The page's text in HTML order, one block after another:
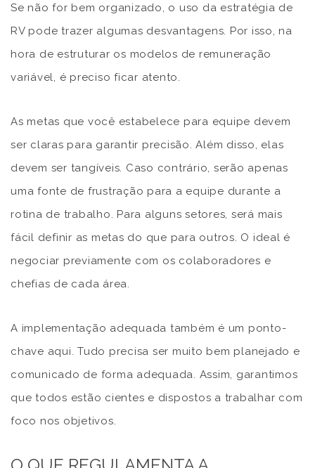
Se não for bem organizado, o uso da estratégia de
RV pode trazer algumas desvantagens. Por isso, na
hora de estruturar os modelos de remuneração
variável, é preciso ficar atento.
As metas que você estabelece para equipe devem
ser claras para garantir precisão. Além disso, elas
devem ser tangíveis. Caso contrário, serão apenas
uma fonte de frustração para a equipe durante a
rotina de trabalho. Para alguns setores, será mais
fácil definir as metas do que para outros. O ideal é
negociar previamente com os colaboradores e
chefias de cada área.
A implementação adequada também é um ponto-
chave aqui. Tudo precisa ser muito bem planejado e
comunicado de forma adequada. Assim, garantimos
que todos estão cientes e dispostos a trabalhar com
foco nos objetivos.